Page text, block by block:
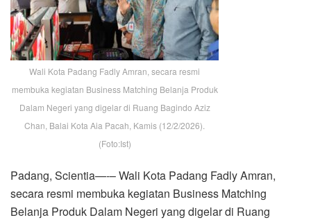
Wali Kota Padang Fadly Amran, secara resmi
membuka kegiatan Business Matching Belanja Produk
Dalam Negeri yang digelar di Ruang Bagindo Aziz
Chan, Balai Kota Aia Pacah, Kamis (12/2/2026).
(Foto:Ist)
Padang, Scientia—-– Wali Kota Padang Fadly Amran,
secara resmi membuka kegiatan Business Matching
Belanja Produk Dalam Negeri yang digelar di Ruang